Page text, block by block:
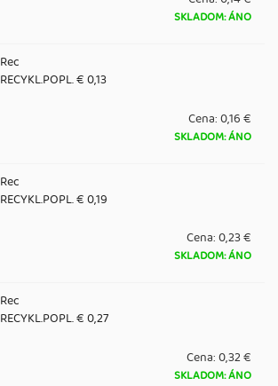
SKLADOM: ÁNO
Rec
RECYKL.POPL. € 0,13
Cena:0,16 €
SKLADOM: ÁNO
Rec
RECYKL.POPL. € 0,19
Cena:0,23 €
SKLADOM: ÁNO
Rec
RECYKL.POPL. € 0,27
Cena:0,32 €
SKLADOM: ÁNO